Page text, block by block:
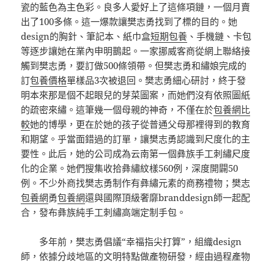
瓷的藍色為主色彩。良多人愛好上了這條項鏈，一個月賣
出了100多條。這一爆款讓樊志勇找到了標的目的。她
design的胸針、筆記本、紙巾盒短期包養 、手機鏈、卡包
等逐步讓她在業內申明鵲起。一家挪威客商從網上聯絡接
觸到樊志勇，要訂做500條領帶。但樊志勇和繡娘完成的
訂包養價格單樣品3次被退回。樊志勇細心研討，終于發
明本來那是個不起眼兒的芽菜圖案，而她們沒有依照圖紙
的疏密來繡。這筆幾一個母親的神奇，不僅在於包養網比
較她的博學，更在於她的孩子從普通父母那裡得到的教育
和期望。乎當面錯過的訂單，讓樊志勇認識到尺度化的主
要性。此后，她的公司成為云南第一個彝族手工刺繡尺度
化的企業。她們搜集收拾彝繡紋樣560例，深度開闢50
例。不少外商找樊志勇制作有彝繡元素的商務禮物；樊志
包養網勇包養網還與國際頂級奢靡branddesign師一起配
合，發布彝族純手工刺繡高端定制手包。
多年前，樊志勇倡議“幸福指尖打算”，組織design
師，依據分歧地區的文明特點做產物研發，經由過程產物